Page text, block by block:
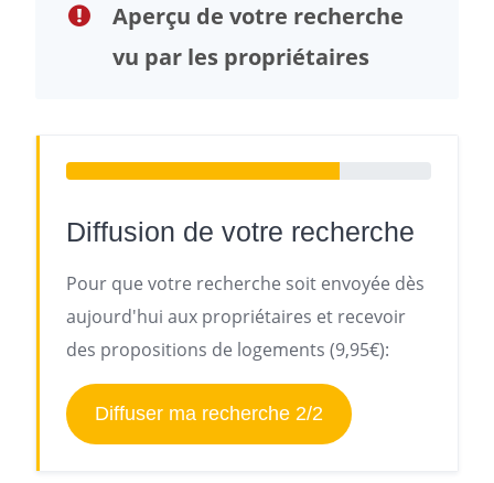
Aperçu de votre recherche
vu par les propriétaires
Diffusion de votre recherche
Pour que votre recherche soit envoyée dès
aujourd'hui aux propriétaires et recevoir
des propositions de logements (9,95€):
Diffuser ma recherche 2/2